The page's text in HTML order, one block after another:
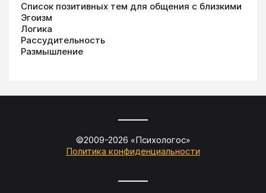
Список позитивных тем для общения с близкими
Эгоизм
Логика
Рассудительность
Размышление
©2009-2026 «Психологос»
Политика конфиденциальности